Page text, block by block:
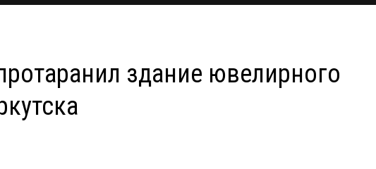
здание ювелирного